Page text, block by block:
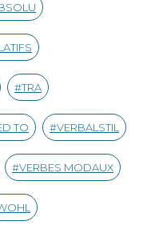
TRA
TO VERBALSTIL
VERBES MODAUX